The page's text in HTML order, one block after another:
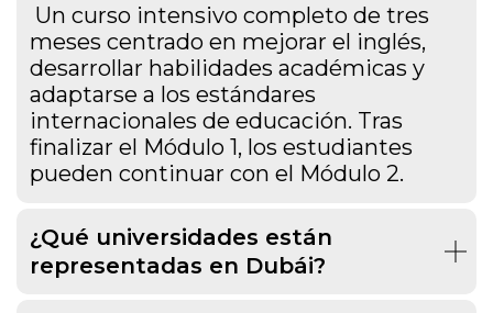
Un curso intensivo completo de tres
meses centrado en mejorar el inglés,
desarrollar habilidades académicas y
adaptarse a los estándares
internacionales de educación. Tras
finalizar el Módulo 1, los estudiantes
pueden continuar con el Módulo 2.
¿Qué universidades están
representadas en Dubái?